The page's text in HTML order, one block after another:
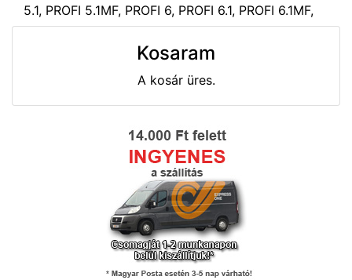
5.1, PROFI 5.1MF, PROFI 6, PROFI 6.1, PROFI 6.1MF,
Kosaram
A kosár üres.